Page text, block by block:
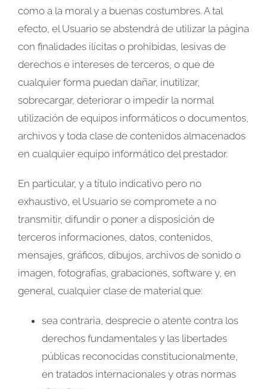
como a la moral y a buenas costumbres. A tal
efecto, el Usuario se abstendrá de utilizar la página
con finalidades ilícitas o prohibidas, lesivas de
derechos e intereses de terceros, o que de
cualquier forma puedan dañar, inutilizar,
sobrecargar, deteriorar o impedir la normal
utilización de equipos informáticos o documentos,
archivos y toda clase de contenidos almacenados
en cualquier equipo informático del prestador.
En particular, y a título indicativo pero no
exhaustivo, el Usuario se compromete a no
transmitir, difundir o poner a disposición de
terceros informaciones, datos, contenidos,
mensajes, gráficos, dibujos, archivos de sonido o
imagen, fotografías, grabaciones, software y, en
general, cualquier clase de material que:
sea contraria, desprecie o atente contra los
derechos fundamentales y las libertades
públicas reconocidas constitucionalmente,
en tratados internacionales y otras normas